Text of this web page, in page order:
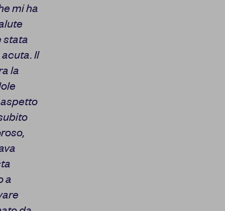
mi ha
stata
Il
la
a